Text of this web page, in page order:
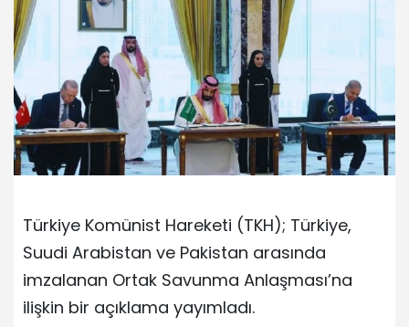
Türkiye Komünist Hareketi (TKH); Türkiye,
Suudi Arabistan ve Pakistan arasında
imzalanan Ortak Savunma Anlaşması’na
ilişkin bir açıklama yayımladı.